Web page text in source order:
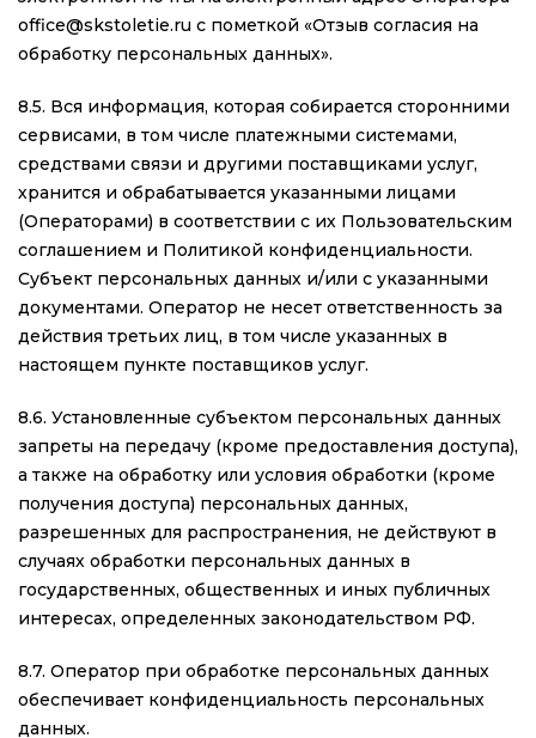
office@skstoletie.ru с пометкой «Отзыв согласия на
обработку персональных данных».
8.5. Вся информация, которая собирается сторонними
сервисами, в том числе платежными системами,
средствами связи и другими поставщиками услуг,
хранится и обрабатывается указанными лицами
(Операторами) в соответствии с их Пользовательским
соглашением и Политикой конфиденциальности.
Субъект персональных данных и/или с указанными
документами. Оператор не несет ответственность за
действия третьих лиц, в том числе указанных в
настоящем пункте поставщиков услуг.
8.6. Установленные субъектом персональных данных
запреты на передачу (кроме предоставления доступа),
а также на обработку или условия обработки (кроме
получения доступа) персональных данных,
разрешенных для распространения, не действуют в
случаях обработки персональных данных в
государственных, общественных и иных публичных
интересах, определенных законодательством РФ.
8.7. Оператор при обработке персональных данных
обеспечивает конфиденциальность персональных
данных.